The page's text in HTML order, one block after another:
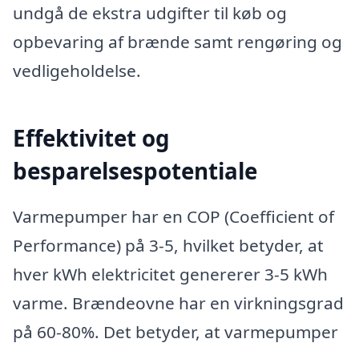
undgå de ekstra udgifter til køb og
opbevaring af brænde samt rengøring og
vedligeholdelse.
Effektivitet og
besparelsespotentiale
Varmepumper har en COP (Coefficient of
Performance) på 3-5, hvilket betyder, at
hver kWh elektricitet genererer 3-5 kWh
varme. Brændeovne har en virkningsgrad
på 60-80%. Det betyder, at varmepumper